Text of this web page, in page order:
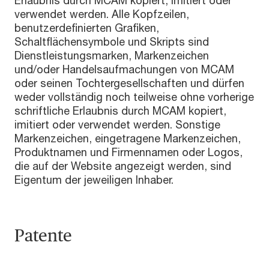
verwendet werden. Alle Kopfzeilen,
benutzerdefinierten Grafiken,
Schaltflächensymbole und Skripts sind
Dienstleistungsmarken, Markenzeichen
und/oder Handelsaufmachungen von MCAM
oder seinen Tochtergesellschaften und dürfen
weder vollständig noch teilweise ohne vorherige
schriftliche Erlaubnis durch MCAM kopiert,
imitiert oder verwendet werden. Sonstige
Markenzeichen, eingetragene Markenzeichen,
Produktnamen und Firmennamen oder Logos,
die auf der Website angezeigt werden, sind
Eigentum der jeweiligen Inhaber.
Patente